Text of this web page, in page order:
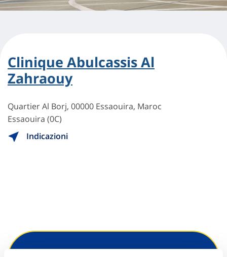
Clinique Abulcassis Al
Zahraouy
Quartier Al Borj, 00000 Essaouira, Maroc
Essaouira (0C)
Indicazioni